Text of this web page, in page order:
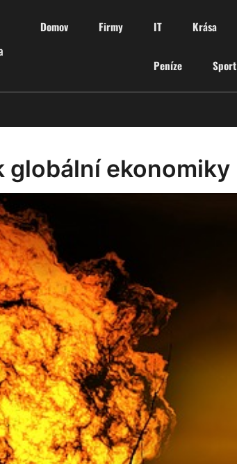
Domov Firmy IT Krása
Peníze Sport
globální ekonomiky